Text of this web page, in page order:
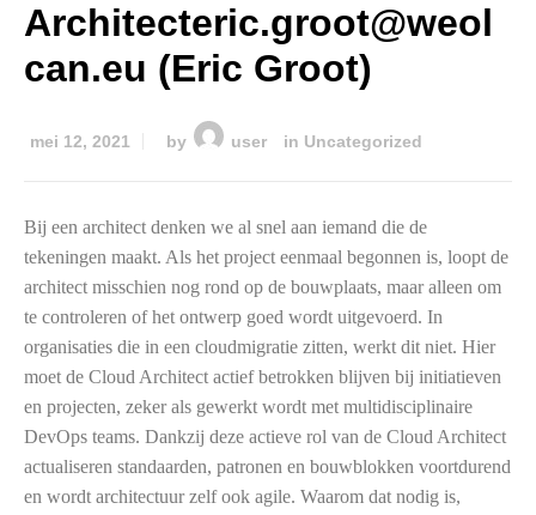
Architecteric.groot@weol
can.eu (Eric Groot)
mei 12, 2021 by user in Uncategorized
Bij een architect denken we al snel aan iemand die de
tekeningen maakt. Als het project eenmaal begonnen is, loopt de
architect misschien nog rond op de bouwplaats, maar alleen om
te controleren of het ontwerp goed wordt uitgevoerd. In
organisaties die in een cloudmigratie zitten, werkt dit niet. Hier
moet de Cloud Architect actief betrokken blijven bij initiatieven
en projecten, zeker als gewerkt wordt met multidisciplinaire
DevOps teams. Dankzij deze actieve rol van de Cloud Architect
actualiseren standaarden, patronen en bouwblokken voortdurend
en wordt architectuur zelf ook agile. Waarom dat nodig is,